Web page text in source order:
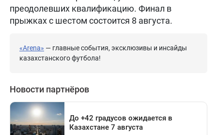
преодолевших квалификацию. Финал в
прыжках с шестом состоится 8 августа.
«Arena» — главные события, эксклюзивы и инсайды
казахстанского футбола!